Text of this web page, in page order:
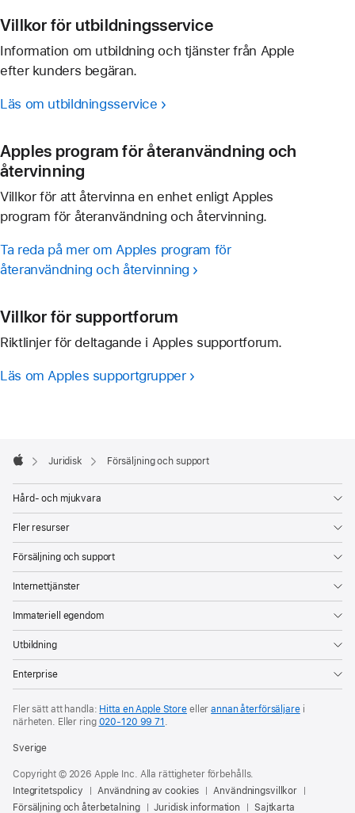
Villkor för utbildningsservice
Information om utbildning och tjänster från Apple
efter kunders begäran.
Läs om utbildningsservice
Apples program för återanvändning och
återvinning
Villkor för att återvinna en enhet enligt Apples
program för återanvändning och återvinning.
Ta reda på mer om Apples program för
återanvändning och återvinning
Villkor för supportforum
Riktlinjer för deltagande i Apples supportforum.
Läs om Apples supportgrupper
Footer

Juridisk Försäljning och support
Hård- och mjukvara
Fler resurser
Försäljning och support
Internettjänster
Immateriell egendom
Utbildning
Enterprise
Fler sätt att handla: Hitta en Apple Storeellerannan återförsäljarei
närheten. Eller ring 020-120 99 71 .
Sverige
Copyright © 2026 Apple Inc. Alla rättigheter förbehålls.
Integritetspolicy
Användning av cookies
Användningsvillkor
Försäljning och återbetalning
Juridisk information Sajtkarta